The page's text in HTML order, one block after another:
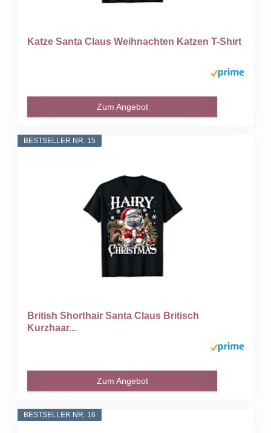
Katze Santa Claus Weihnachten Katzen T-Shirt
Zum Angebot
BESTSELLER NR. 15
British Shorthair Santa Claus Britisch
Kurzhaar...
Zum Angebot
BESTSELLER NR. 16